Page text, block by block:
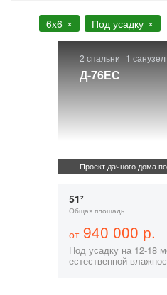
6х6 Под усадку
2 спальни 1 санузел
Д-76ЕС
Проект дачного дома
51²
Общая площадь
от940 000 р.
Под усадку на 12-18
естественной